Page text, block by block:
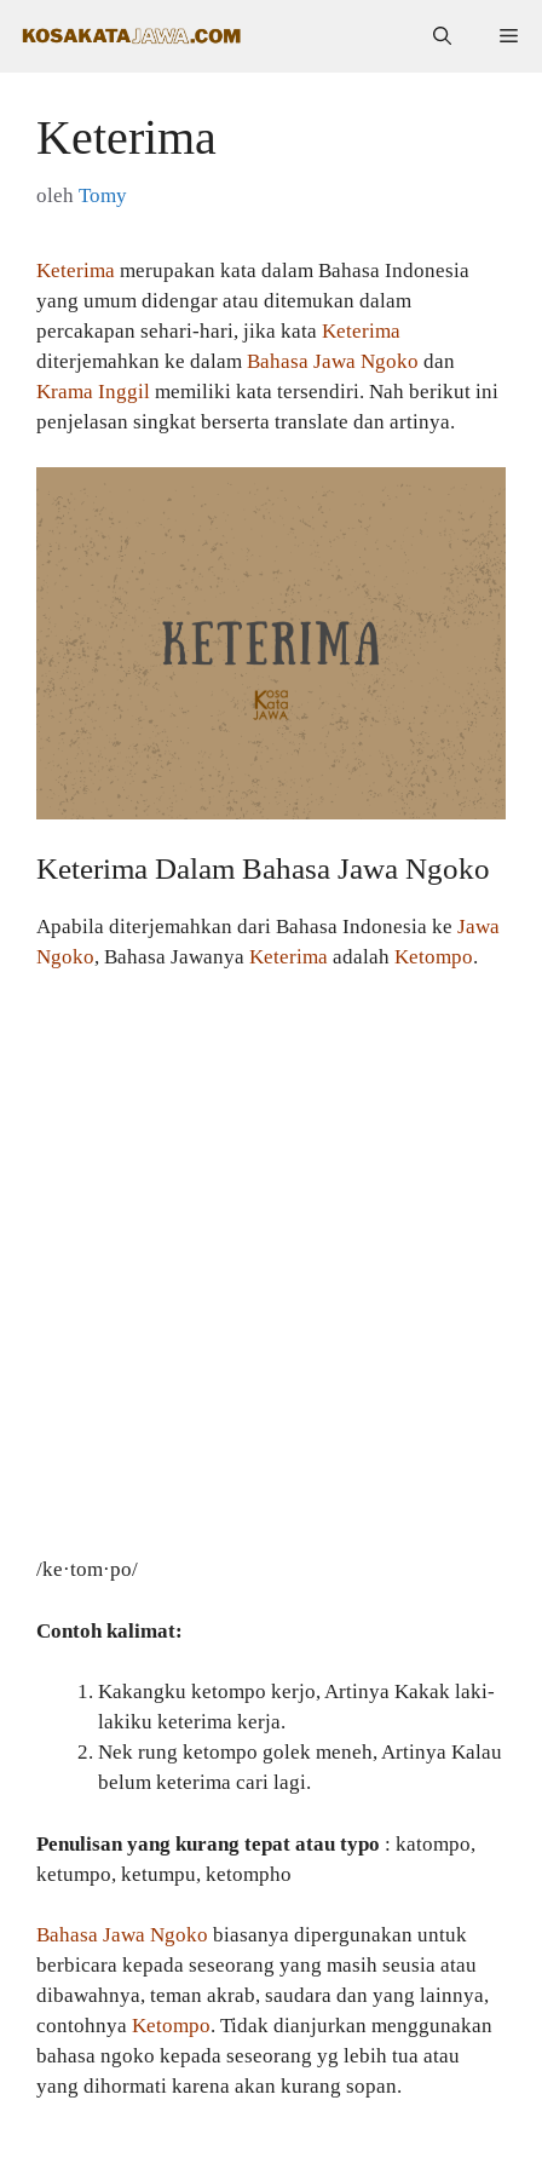
Keterima
oleh Tomy
Keterima merupakan kata dalam Bahasa Indonesia
yang umum didengar atau ditemukan dalam
percakapan sehari-hari, jika kata Keterima
diterjemahkan ke dalam Bahasa Jawa Ngoko dan
Krama Inggil memiliki kata tersendiri. Nah berikut ini
penjelasan singkat berserta translate dan artinya.
Keterima Dalam Bahasa Jawa Ngoko
Apabila diterjemahkan dari Bahasa Indonesia ke Jawa
Ngoko, Bahasa Jawanya Keterima adalah Ketompo.
/ke·tom·po/
Contoh kalimat:
Kakangku ketompo kerjo, Artinya Kakak laki-
lakiku keterima kerja.
Nek rung ketompo golek meneh, Artinya Kalau
belum keterima cari lagi.
Penulisan yang kurang tepat atau typo : katompo,
ketumpo, ketumpu, ketompho
Bahasa Jawa Ngoko biasanya dipergunakan untuk
berbicara kepada seseorang yang masih seusia atau
dibawahnya, teman akrab, saudara dan yang lainnya,
contohnya Ketompo. Tidak dianjurkan menggunakan
bahasa ngoko kepada seseorang yg lebih tua atau
yang dihormati karena akan kurang sopan.